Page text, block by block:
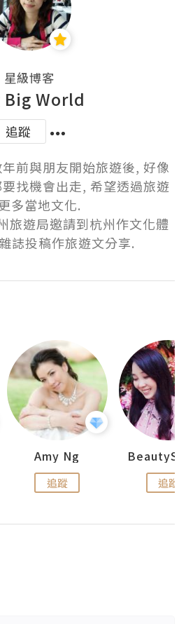
星級博客
Big World
追蹤
前與朋友開始旅遊後, 好像
找機會出走, 希望透過旅遊
多當地文化.
旅遊局邀請到杭州作文化體
誌投稿作旅遊文分享.
Amy Ng
追蹤 追蹤